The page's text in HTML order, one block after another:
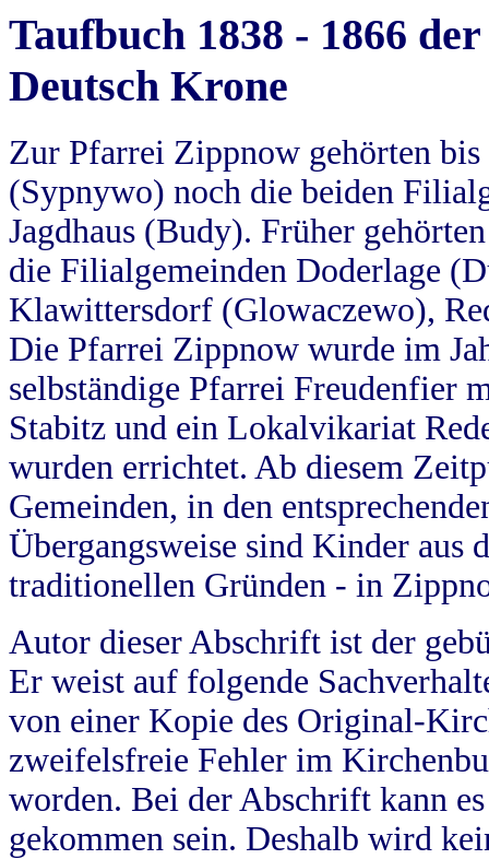
Taufbuch 1838 - 1866
Deutsch Krone
Zur Pfarrei Zippnow gehörten
(Sypnywo) noch die beiden
Jagdhaus (Budy). Früher
die Filialgemeinden Doderlage
Klawittersdorf (Glowaczewo),
Die Pfarrei Zippnow wurde im
selbständige Pfarrei Freudenfier
Stabitz und ein Lokalvikariat
wurden errichtet. Ab diesem
Gemeinden, in den
Übergangsweise sind Kinder aus
traditionellen Gründen - in
Autor dieser Abschrift ist der
Er weist auf folgende
von einer Kopie des Original-
zweifelsfreie Fehler im
worden. Bei der Abschrift kann
gekommen sein. Deshalb wird